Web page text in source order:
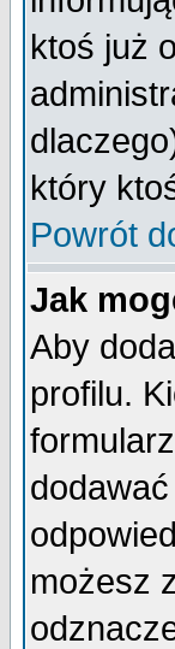
ktoś już
który
Powrót
Jak
Aby
profilu.
możesz